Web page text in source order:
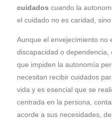
cuidados cuando la
el cuidado no es caridad,
Aunque el envejecimiento no
discapacidad o
que impiden la autonomía
necesitan recibir cuidados
vida y es esencial que se
centrada en la persona,
acorde a sus necesidades,